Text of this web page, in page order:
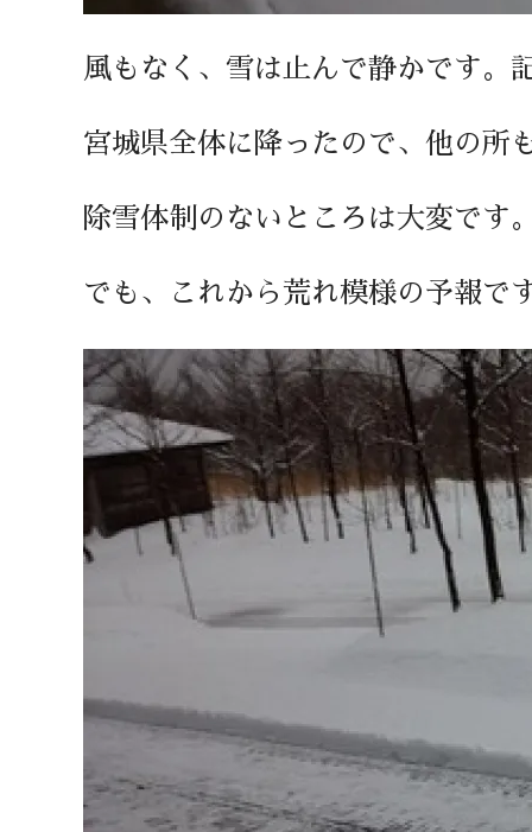
風もなく、雪は止んで静かです。
宮城県全体に降ったので、他の所
除雪体制のないところは大変です
でも、これから荒れ模様の予報で